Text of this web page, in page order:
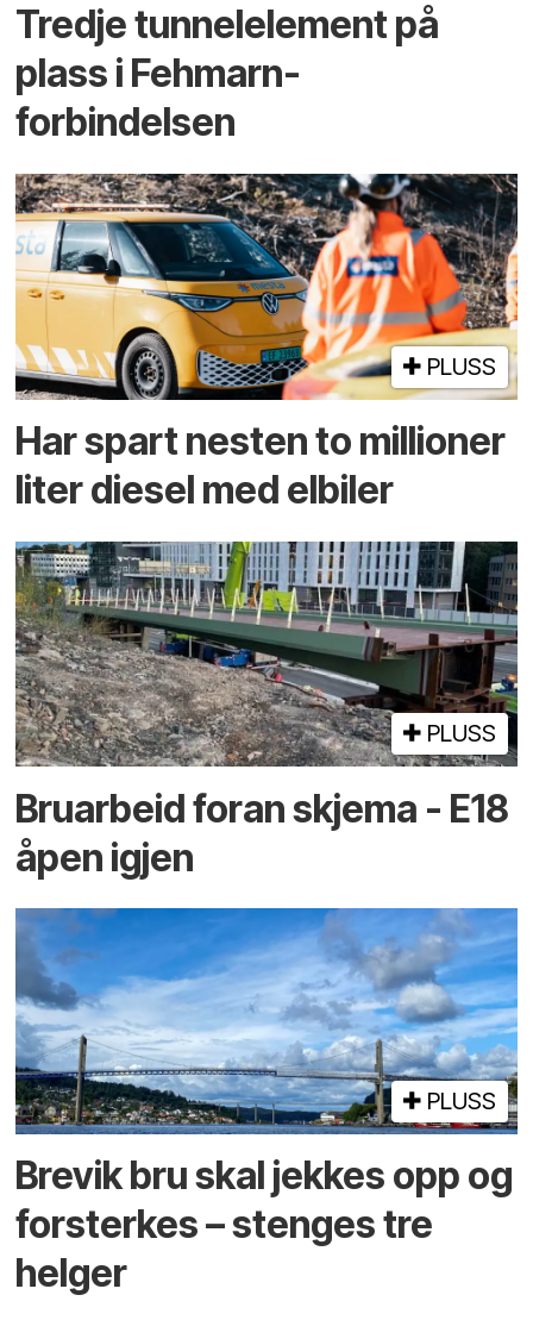
Tredje tunnel­element på
plass i Fehmarn-
forbindelsen
PLUSS
Har spart nesten to millioner
liter diesel med elbiler
PLUSS
Bruarbeid foran skjema - E18
åpen igjen
PLUSS
Brevik bru skal jekkes opp og
forsterkes – stenges tre
helger